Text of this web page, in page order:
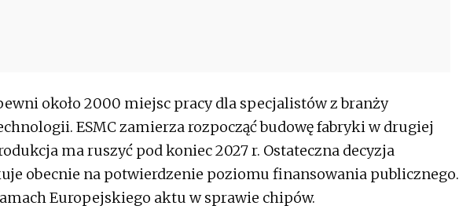
około 2000 miejsc pracy dla specjalistów z branży
ESMC zamierza rozpocząć budowę fabryki w drugiej
ma ruszyć pod koniec 2027 r. Ostateczna decyzja
obecnie na potwierdzenie poziomu finansowania publicznego.
Europejskiego aktu w sprawie chipów.